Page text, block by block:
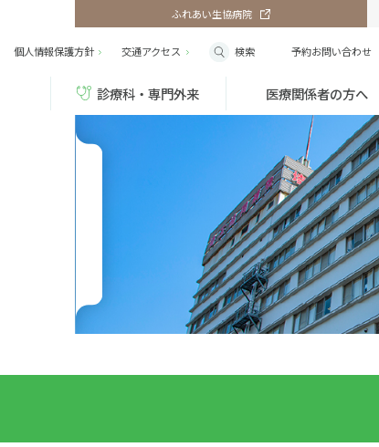
ふれあい生協病院
個人情報保護方針 交通アクセス 検索 予約お問い合わせ
診療科・専門外来 医療関係者の方へ